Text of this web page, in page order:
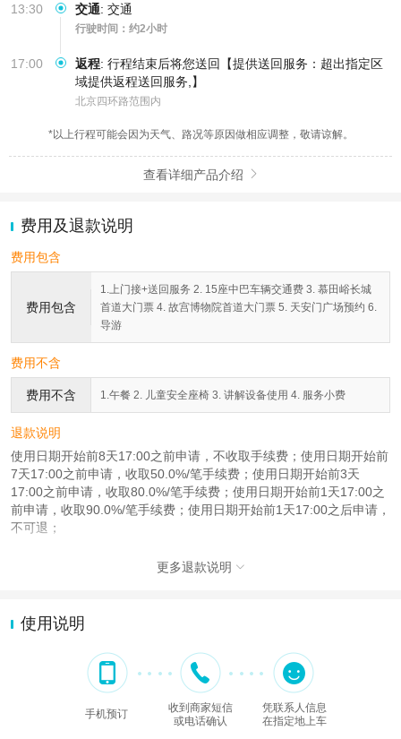
13:30 交通: 交通
行驶时间：约2小时
17:00 返程: 行程结束后将您送回【提供送回服务：超出指定区
域提供返程送回服务,】
北京四环路范围内
*以上行程可能会因为天气、路况等原因做相应调整，敬请谅解。
查看详细产品介绍 
费用及退款说明
费用包含
费用包含
1.上门接+送回服务 2. 15座中巴车辆交通费 3. 慕田峪长城
首道大门票 4. 故宫博物院首道大门票 5. 天安门广场预约 6.
导游
费用不含
费用不含 1.午餐 2. 儿童安全座椅 3. 讲解设备使用 4. 服务小费
退款说明
使用日期开始前8天17:00之前申请，不收取手续费；使用日期开始前
7天17:00之前申请，收取50.0%/笔手续费；使用日期开始前3天
17:00之前申请，收取80.0%/笔手续费；使用日期开始前1天17:00之
前申请，收取90.0%/笔手续费；使用日期开始前1天17:00之后申请，
不可退；
更多退款说明 
使用说明
手机预订
收到商家短信
或电话确认
凭联系人信息
在指定地上车